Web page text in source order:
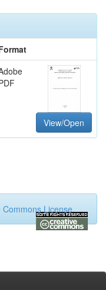
View/Open
Commons License